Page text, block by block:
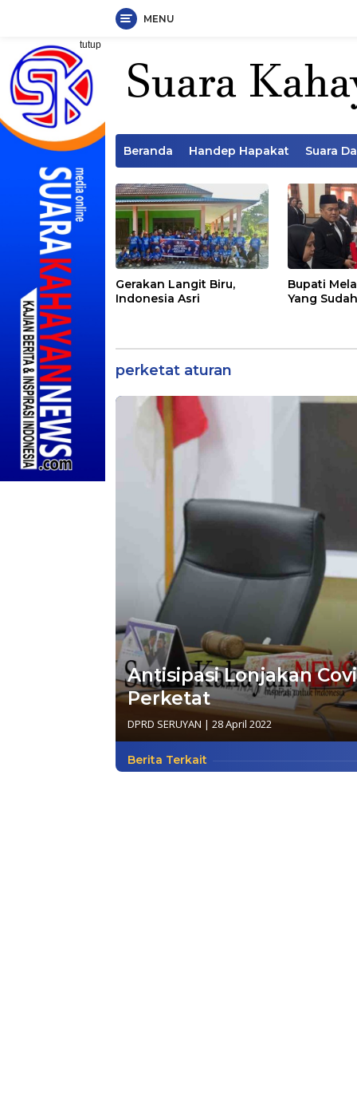
Langsung
konten
MENU
tutup
Beranda Handep Hapakat Suara
Gerakan Langit Biru,
Indonesia Asri
Bupati
Yang
perketat aturan
Antisipasi Lonjakan
Perketat
DPRD SERUYAN | 28 April 2022
Berita Terkait